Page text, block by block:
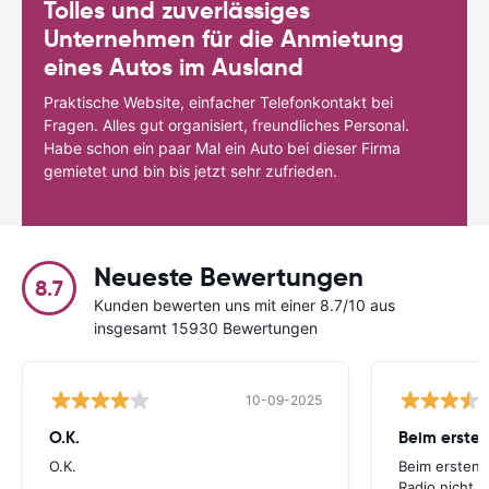
Tolles und zuverlässiges
Unternehmen für die Anmietung
eines Autos im Ausland
Praktische Website, einfacher Telefonkontakt bei
Fragen. Alles gut organisiert, freundliches Personal.
Habe schon ein paar Mal ein Auto bei dieser Firma
gemietet und bin bis jetzt sehr zufrieden.
8.7 Neueste Bewertungen
Kunden bewerten uns mit einer 8.7/10 aus
insgesamt 15930 Bewertungen
10-09-2025
O.K.
O.K.
Beim
Beim ersten